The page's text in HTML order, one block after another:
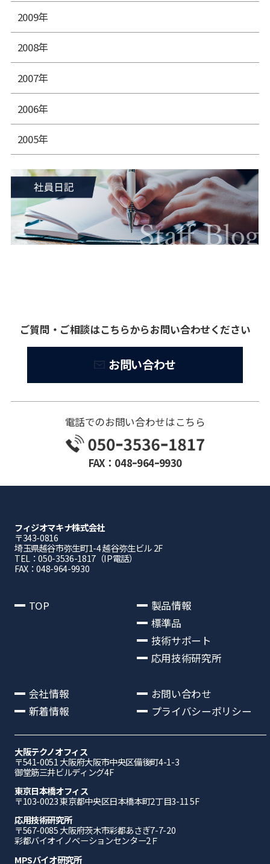
2009年
2008年
2007年
2006年
2005年
ご質問・ご相談はこちらからお問い合わせください
お問い合わせ
電話でのお問い合わせはこちら
FAX：048ｰ964ｰ9930
フィジオマキナ株式会社
〒343-0816
埼⽟県越⾕市弥⽣町1-4 越⾕弥⽣ビル 2F
TEL：050-3536-1817（IP電話）
FAX：048-964-9930
TOP
製品情報
標準品
技術サポート
応用技術研究所
会社情報
新着情報
お問い合わせ
プライバシーポリシー
大阪テクノオフィス
〒541-0051 ⼤阪府⼤阪市中央区備後町4-1-3
御堂筋三井ビルディング4F
東京日本橋オフィス
〒103-0023 東京都中央区日本橋本町2丁目3-11 5F
応⽤技術研究所
〒567-0085 ⼤阪府茨⽊市彩都あさぎ7-7-20
彩都バイオイノベーションセンター2Ｆ
MPSバイオ研究所